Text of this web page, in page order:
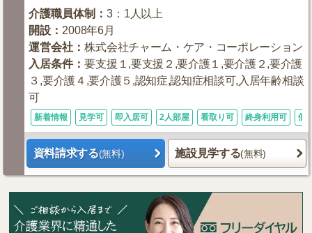
介護職員体制 ：3：1人以上
開設 ： 2008年6月
運営会社 ：株式会社チャーム・ケア・コーポレーション
入居条件：要支援１,要支援２,要介護１,要介護２,要介護
３,要介護４,要介護５,認知症,認知症相談可,入居年齢相談
可
新着情報 見学可 即入居可 2人部屋 看取り可 終身利用可 個
資料請求する(無料) 施設見学する(無料)